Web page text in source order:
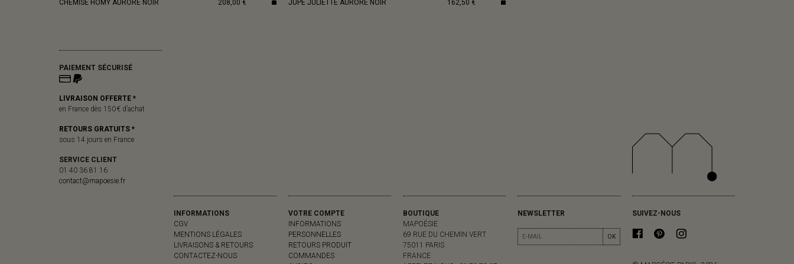
CHEMISE HOMY AURORE NOIR 208,00 € JUPE JULIETTE AURORE NOIR 162,50 €
PAIEMENT SÉCURISÉ
LIVRAISON OFFERTE *
en France dès 150 € d’achat
RETOURS GRATUITS *
sous 14 jours en France
SERVICE CLIENT
01 40 36 81 16
contact@mapoesie.fr
INFORMATIONS
CGV
MENTIONS LÉGALES
LIVRAISONS & RETOURS
CONTACTEZ-NOUS
VOTRE COMPTE
INFORMATIONS
PERSONNELLES
RETOURS PRODUIT
COMMANDES
BOUTIQUE
MAPOÉSIE
69 RUE DU CHEMIN VERT
75011 PARIS
FRANCE
NEWSLETTER
OK
SUIVEZ-NOUS